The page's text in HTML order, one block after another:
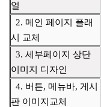
얼
2. 메인 페이지 플래
시 교체
3. 세부페이지 상단
이미지 디자인
4. 버튼, 메뉴바, 게시
판 이미지교체